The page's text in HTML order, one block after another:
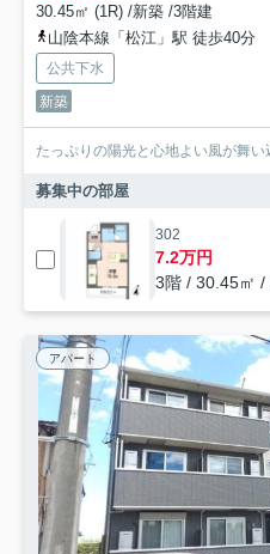
30.45㎡ (1R) /新築 /3階建
山陰本線「松江」駅 徒歩40分
公共下水
新築
たっぷりの陽光と心地よい風が舞い
募集中の部屋
302
7.2万円
3階 / 30.45㎡ /
アパート